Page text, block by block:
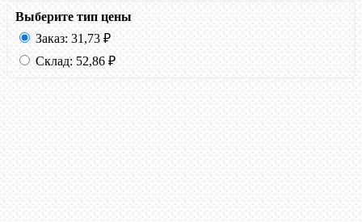
Выберите тип цены
Заказ: 31,73 ₽
Склад: 52,86 ₽